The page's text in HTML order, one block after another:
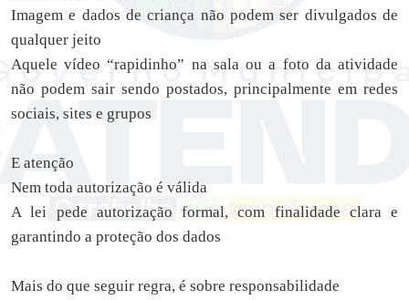
Imagem e dados de criança não podem ser divulgados de
qualquer jeito
Aquele vídeo “rapidinho” na sala ou a foto da atividade
não podem sair sendo postados, principalmente em redes
sociais, sites e grupos
E atenção
Nem toda autorização é válida
A lei pede autorização formal, com finalidade clara e
garantindo a proteção dos dados
Mais do que seguir regra, é sobre responsabilidade